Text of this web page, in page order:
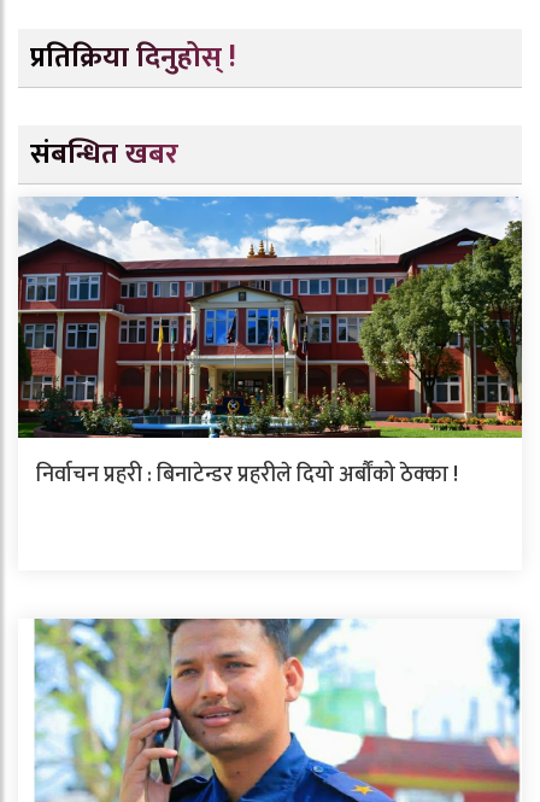
प्रतिक्रिया दिनुहोस् !
संबन्धित खबर
निर्वाचन प्रहरी : बिनाटेन्डर प्रहरीले दियो अर्बौंको ठेक्का !